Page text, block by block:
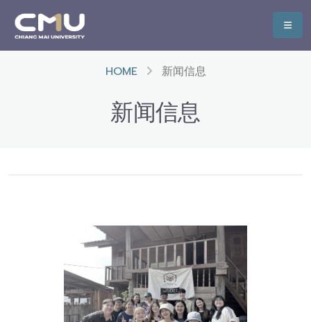
HOME 新闻信息
新闻信息